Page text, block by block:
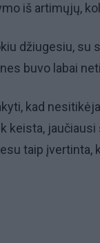
iš artimųjų,
džiugesiu, su
buvo labai
kad
keista,
taip įvertinta,